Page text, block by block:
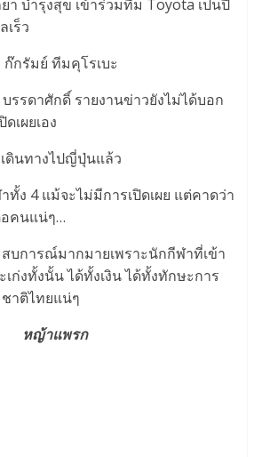
บำรุงสุข เข้าร่วมทีม Toyota เป็นปี
เร็ว
รัมย์ ทีมคุโรเบะ
รดาศักดิ์ รายงานข่าวยังไม่ได้บอก
เผยเอง
นทางไปญี่ปุ่นแล้ว
4 แม้จะไม่มีการเปิดเผย แต่คาดว่า
คนแน่ๆ…
ารณ์มากมายเพราะนักกีฬาที่เข้า
ก่งทั้งนั้น ได้ทั้งเงิน ได้ทั้งทักษะการ
าติไทยแน่ๆ
หญ้าแพรก